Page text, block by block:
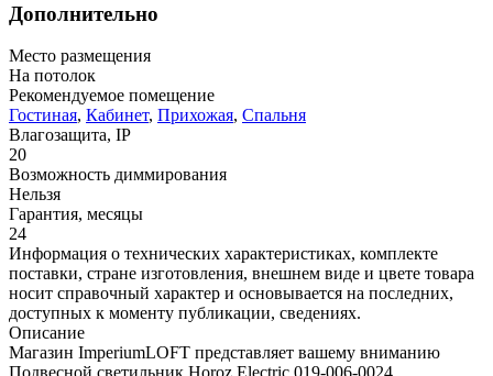
Дополнительно
Место размещения
На потолок
Рекомендуемое помещение
Гостиная, Кабинет, Прихожая, Спальня
Влагозащита, IP
20
Возможность диммирования
Нельзя
Гарантия, месяцы
24
Информация о технических характеристиках, комплекте
поставки, стране изготовления, внешнем виде и цвете товара
носит справочный характер и основывается на последних,
доступных к моменту публикации, сведениях.
Описание
Магазин ImperiumLOFT представляет вашему вниманию